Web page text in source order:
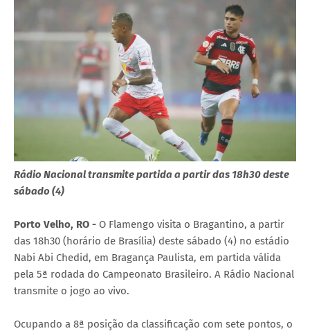
Rádio Nacional transmite partida a partir das 18h30 deste
sábado (4)
Porto Velho, RO - O Flamengo visita o Bragantino, a partir
das 18h30 (horário de Brasília) deste sábado (4) no estádio
Nabi Abi Chedid, em Bragança Paulista, em partida válida
pela 5ª rodada do Campeonato Brasileiro. A Rádio Nacional
transmite o jogo ao vivo.
Ocupando a 8ª posição da classificação com sete pontos, o